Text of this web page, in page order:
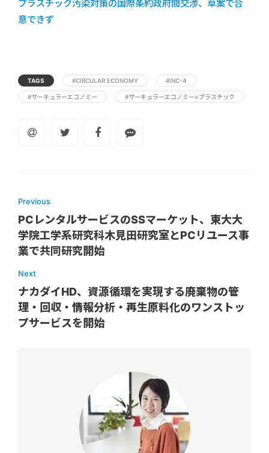
プラスチック汚染対策の国際条約政府間交渉、草案で合
意できず
TAGS #CIRCULAR ECONOMY #INC-4
#サーキュラーエコノミー #サーキュラーエコノミー×プラスチック
Previous
PCレンタルサービスのSSマーケット、東大大
学院工学系研究科木見田研究室とPCリユース事
業で共同研究開始
Next
ナカダイHD、資源循環を実現する廃棄物の管
理・回収・情報分析・再生原料化のワンストッ
プサービスを開始